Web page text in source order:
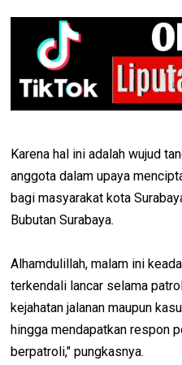
Karena hal ini adalah wujud
anggota dalam upaya
bagi masyarakat kota
Bubutan Surabaya.
Alhamdulillah, malam ini
terkendali lancar selama
kejahatan jalanan maupun
hingga mendapatkan respon
berpatroli," pungkasnya.